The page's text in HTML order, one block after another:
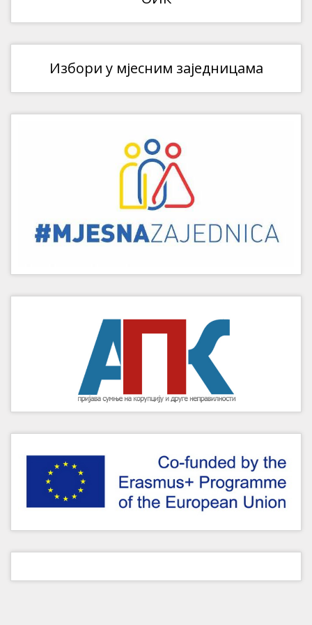
Избори у мјесним заједницама